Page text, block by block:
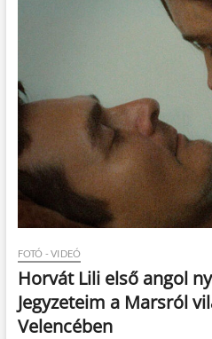
FOTÓ - VIDEÓ
Horvát Lili első angol
Jegyzeteim a Marsról
Velencében